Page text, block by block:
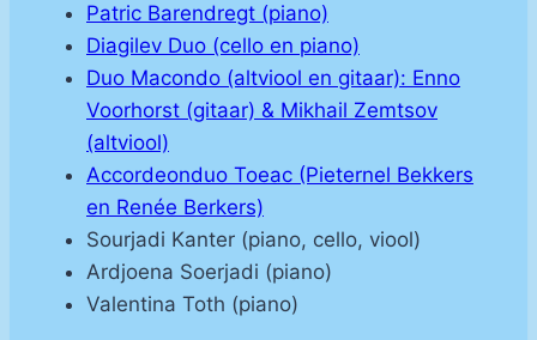
Patric Barendregt (piano)
Diagilev Duo (cello en piano)
Duo Macondo (altviool en gitaar): Enno
Voorhorst (gitaar) & Mikhail Zemtsov
(altviool)
Accordeonduo Toeac (Pieternel Bekkers
en Renée Berkers)
Sourjadi Kanter (piano, cello, viool)
Ardjoena Soerjadi (piano)
Valentina Toth (piano)